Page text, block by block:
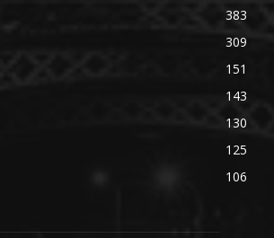
383
309
151
143
130
125
106